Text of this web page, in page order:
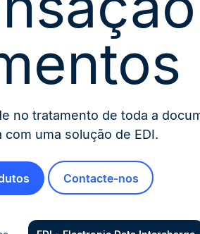
no tratamento de toda a
uma solução de EDI.
Contacte-nos